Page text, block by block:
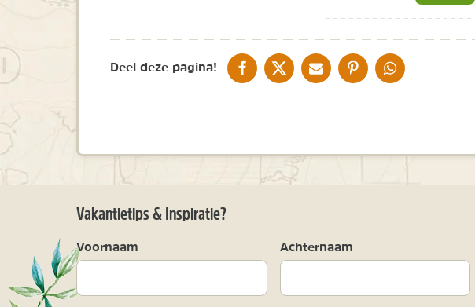
Deel deze pagina! DELEN OP FACEBOOK
DELEN OP XDELEN VIA DE MAIL
DELEN OP PINTEREST
DELEN OP WHATSAPP
Vakantietips & Inspiratie?
Voornaam Achternaam